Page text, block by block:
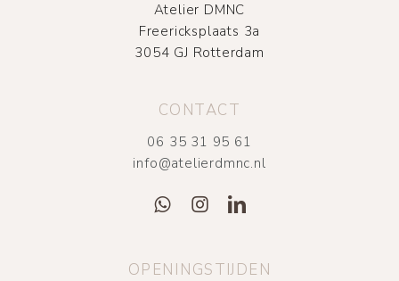
Atelier DMNC
Freericksplaats 3a
3054 GJ Rotterdam
CONTACT
06 35 31 95 61
info@atelierdmnc.nl
OPENINGSTIJDEN